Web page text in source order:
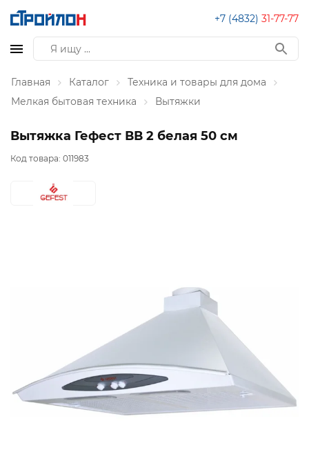
+7 (4832) 31-77-77
Главная Каталог
Техника и товары для дома
Мелкая бытовая техника
Вытяжки
Вытяжка Гефест ВВ 2 белая 50 см
Код товара: 011983